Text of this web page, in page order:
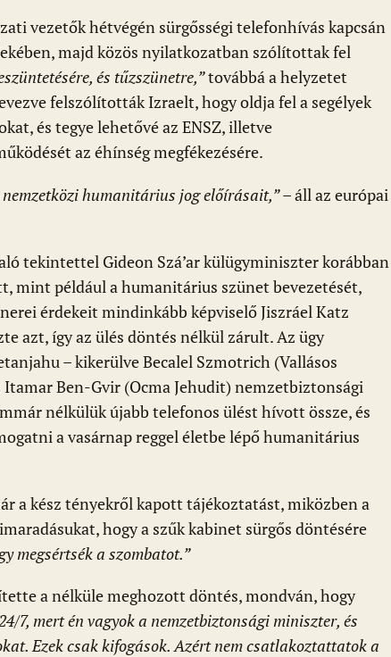
vezetők hétvégén sürgősségi telefonhívás kapcsán
majd közös nyilatkozatban szólítottak fel
és tűzszünetre,”továbbá a helyzetet
felszólították Izraelt, hogy oldja fel a segélyek
és tegye lehetővé az ENSZ, illetve
az éhínség megfékezésére.
humanitárius jog előírásait,”– áll az európai
tekintettel Gideon Szá’ar külügyminiszter korábban
mint például a humanitárius szünet bevezetését,
érdekeit mindinkább képviselő Jiszráel Katz
azt, így az ülés döntés nélkül zárult. Az ügy
– kikerülve Becalel Szmotrich (Vallásos
Ben-Gvir (Ocma Jehudit) nemzetbiztonsági
nélkülük újabb telefonos ülést hívott össze, és
a vasárnap reggel életbe lépő humanitárius
a kész tényekről kapott tájékoztatást, miközben a
hogy a szűk kabinet sürgős döntésére
megsértsék a szombatot.”
a nélküle meghozott döntés, mondván, hogy
7, mert én vagyok a nemzetbiztonsági miniszter, és
Ezek csak kifogások. Azért nem csatlakoztattatok a